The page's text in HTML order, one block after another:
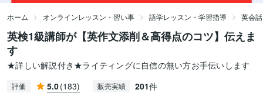
ホーム オンラインレッスン・習い事 語学レッスン・学習指導 英会
英検1級講師が【英作文添削＆高得点のコツ】伝えま
す
★詳しい解説付き★ライティングに自信の無い方お手伝いします
評価 5.0(183) 販売実績 201件